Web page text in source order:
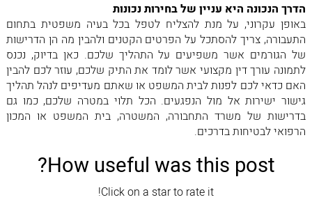
‏הדרך הנכונה היא עניין של בחירות נכונות
‏באופן עקרוני, על מנת להצליח לטפל בכל בעיה משפטית בתחום
התעבורה, ‏צריך להסתכל על הפרטים הקטנים ולהבין מה הן הדרישות
של הגורמים אשר משפיעים על התהליך שלכם. כאן בדיוק, נכנס
לתמונה ‏עורך דין מקצועי אשר לומד את התיק שלכם, עוזר לכם להבין
האם כדאי לכם לפנות לבית המשפט או שאתם מעדיפים לנהל תהליך
גישור ‏ישירות אל מול הנפגעים. הכל תלוי במטרה שלכם, כמו גם
‏בדרישות של משרד התחבורה, המשטרה, בית המשפט או המכון
הרפואי לבטיחות בדרכים.
How useful was this post?
Click on a star to rate it!